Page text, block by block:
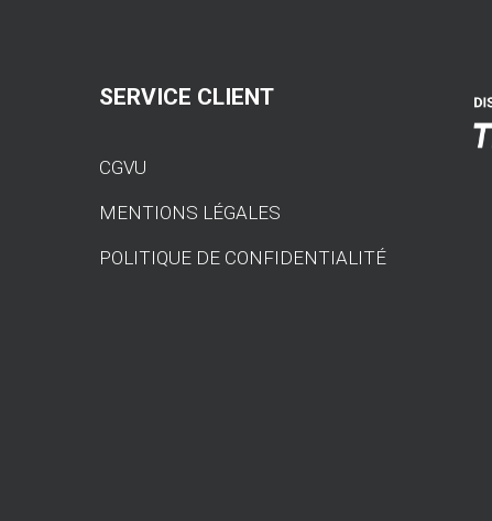
SERVICE CLIENT
CGVU
MENTIONS LÉGALES
POLITIQUE DE CONFIDENTIALITÉ